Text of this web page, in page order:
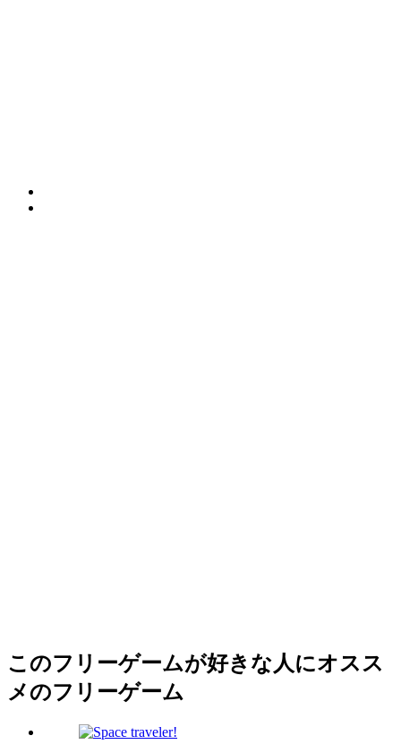
このフリーゲームが好きな人にオスス
メのフリーゲーム